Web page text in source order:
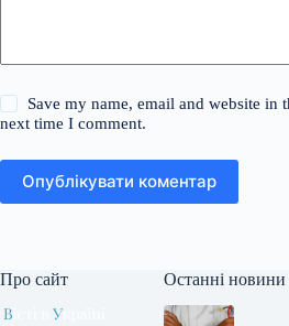
Save my name, email and website in
next time I comment.
Опублікувати коментар
Про сайт Останні новини